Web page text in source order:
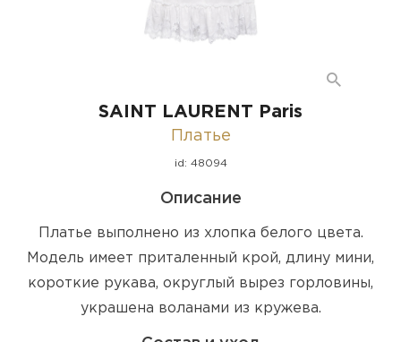
SAINT LAURENT Paris
Платье
id: 48094
Описание
Платье выполнено из хлопка белого цвета.
Модель имеет приталенный крой, длину мини,
короткие рукава, округлый вырез горловины,
украшена воланами из кружева.